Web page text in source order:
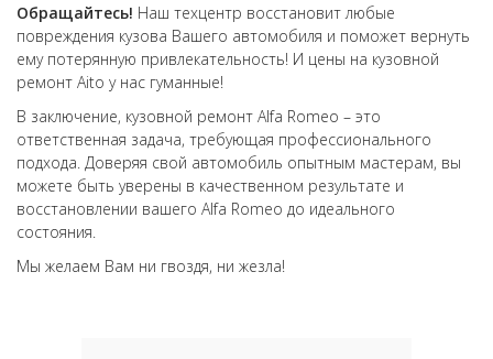
Обращайтесь! Наш техцентр восстановит любые
повреждения кузова Вашего автомобиля и поможет вернуть
ему потерянную привлекательность! И цены на кузовной
ремонт Aito у нас гуманные!
В заключение, кузовной ремонт Alfa Romeo – это
ответственная задача, требующая профессионального
подхода. Доверяя свой автомобиль опытным мастерам, вы
можете быть уверены в качественном результате и
восстановлении вашего Alfa Romeo до идеального
состояния.
Мы желаем Вам ни гвоздя, ни жезла!